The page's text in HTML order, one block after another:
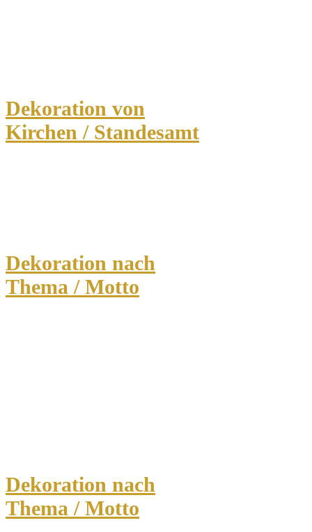
Dekoration von
Kirchen / Standesamt
Dekoration nach
Thema / Motto
Dekoration nach
Thema / Motto